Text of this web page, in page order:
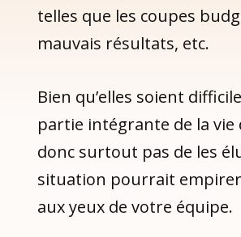
telles que les coupes
mauvais résultats, etc.
Bien qu’elles soient
partie intégrante de la vie
donc surtout pas de les
situation pourrait
aux yeux de votre équipe.